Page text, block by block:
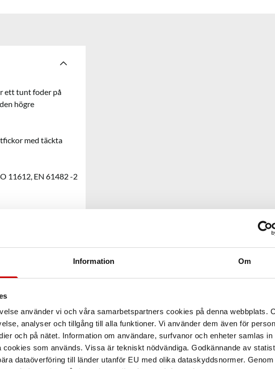
Information Om
använder vi och våra samarbetspartners cookies på denna webbplats.
analyser och tillgång till alla funktioner. Vi använder dem även för
och på nätet. Information om användare, surfvanor och enheter samlas in
som används. Vissa är tekniskt nödvändiga. Godkännande av
dataöverföring till länder utanför EU med olika dataskyddsnormer.
ett tunt foder på
högre
med täckta
11612, EN 61482 -2
ripstop,